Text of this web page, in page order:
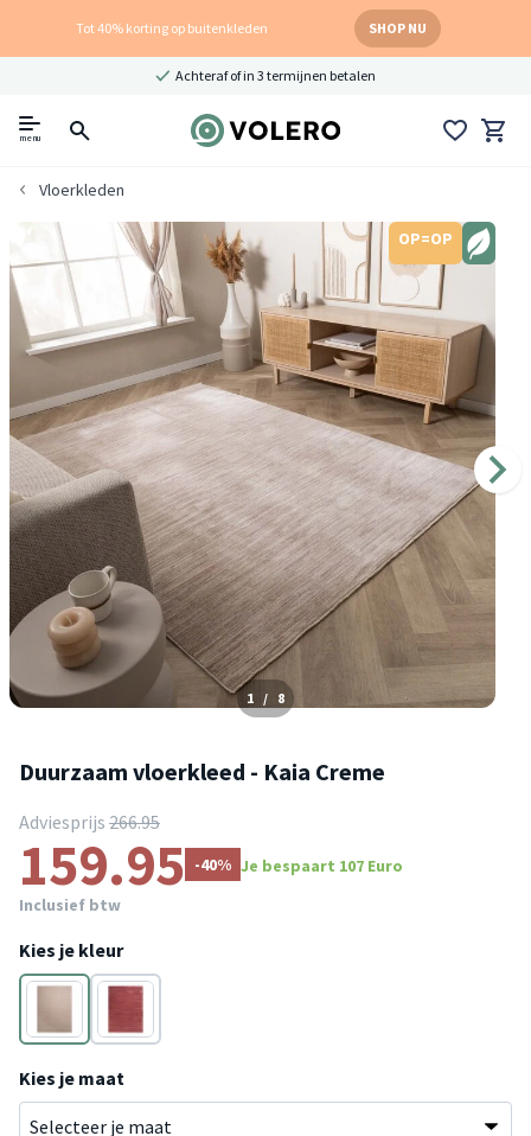
Tot 40% korting op buitenkleden SHOP NU
Achteraf of in 3 termijnen betalen
menu
Vloerkleden
OP=OP
1 / 8
Duurzaam vloerkleed - Kaia Creme
Adviesprijs 266.95
159.95 -40% Je bespaart 107 Euro
Inclusief btw
Kies je kleur
Crème
Rood
Kies je maat